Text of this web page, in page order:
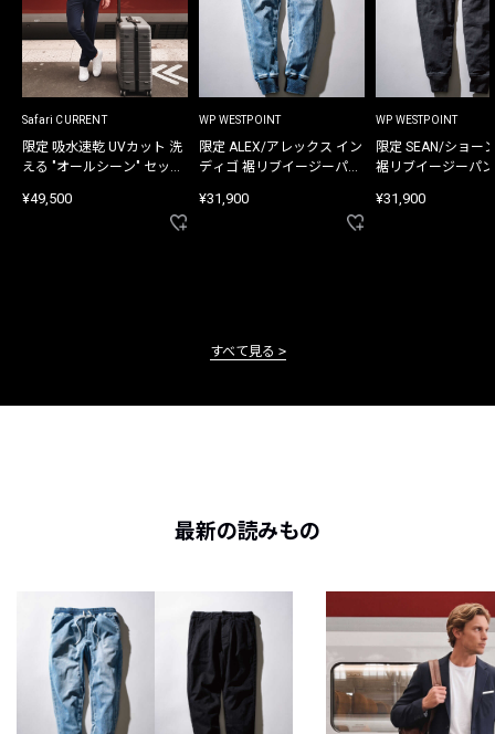
Safari CURRENT
限定 吸水速乾 UVカット 洗
える "オールシーン" セット
¥49,500
WP WESTPOINT
限定 ALEX/アレックス イン
ディゴ 裾リブイージーパン
¥31,900
WP WESTPOINT
限定 SEAN/ショー
裾リブイージーパ
¥31,900
すべて見る
最新の読みもの